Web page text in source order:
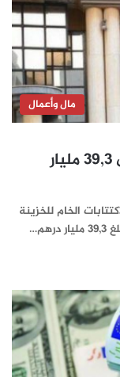
مال وأعمال
ارتفاع الاكتتابات الخام للخزينة إلى 39,3 مليار
الخام للخزينة